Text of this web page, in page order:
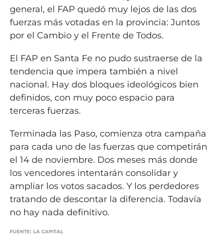
general, el FAP quedó muy lejos de las dos
fuerzas más votadas en la provincia: Juntos
por el Cambio y el Frente de Todos.
El FAP en Santa Fe no pudo sustraerse de la
tendencia que impera también a nivel
nacional. Hay dos bloques ideológicos bien
definidos, con muy poco espacio para
terceras fuerzas.
Terminada las Paso, comienza otra campaña
para cada uno de las fuerzas que competirán
el 14 de noviembre. Dos meses más donde
los vencedores intentarán consolidar y
ampliar los votos sacados. Y los perdedores
tratando de descontar la diferencia. Todavía
no hay nada definitivo.
FUENTE: LA CAPITAL